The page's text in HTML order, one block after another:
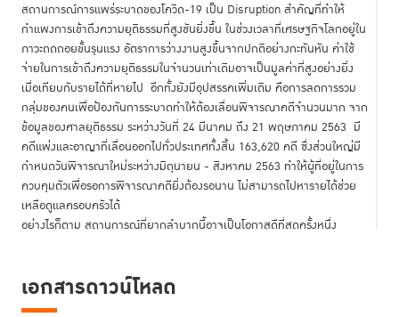
สถานการณ์การแพร่ระบาดของโควิด-19 เป็น Disruption สำคัญที่ทำให้
กำแพงการเข้าถึงความยุติธรรมที่สูงชันยิ่งขึ้น ในช่วงเวลาที่เศรษฐกิจโลกอยู่ใน
ภาวะถดถอยขั้นรุนแรง อัตราการว่างงานสูงขึ้นจากปกติอย่างกะทันหัน ค่าใช้
จ่ายในการเข้าถึงความยุติธรรมในจำนวนเท่าเดิมอาจเป็นมูลค่าที่สูงอย่างยิ่ง
เมื่อเทียบกับรายได้ที่หายไป อีกทั้งยังมีอุปสรรคเพิ่มเติม คือการลดการรวม
กลุ่มของคนเพื่อป้องกันการระบาดทำให้ต้องเลื่อนพิจารณาคดีจำนวนมาก จาก
ข้อมูลของศาลยุติธรรม ระหว่างวันที่ 24 มีนาคม ถึง 21 พฤษภาคม 2563 มี
คดีแพ่งและอาญาที่เลื่อนออกไปทั่วประเทศทั้งสิ้น 163,620 คดี ซึ่งส่วนใหญ่มี
กำหนดวันพิจารณาใหม่ระหว่างมิถุนายน - สิงหาคม 2563 ทำให้ผู้ที่อยู่ในการ
ควบคุมตัวเพื่อรอการพิจารณาคดียิ่งต้องรอนาน ไม่สามารถไปหารายได้ช่วย
เหลือดูแลครอบครัวได้
อย่างไรก็ตาม สถานการณ์ที่ยากลำบากนี้อาจเป็นโอกาสดีที่สุดครั้งหนึ่ง
ยุติธรรมให้มีประสิทธิภาพ ให้ทุกคนสามารถเข้าถึงได้ในราคาที่ประหยัดและ
สะดวกรวดเร็วยิ่งขึ้น
เอกสารดาวน์โหลด